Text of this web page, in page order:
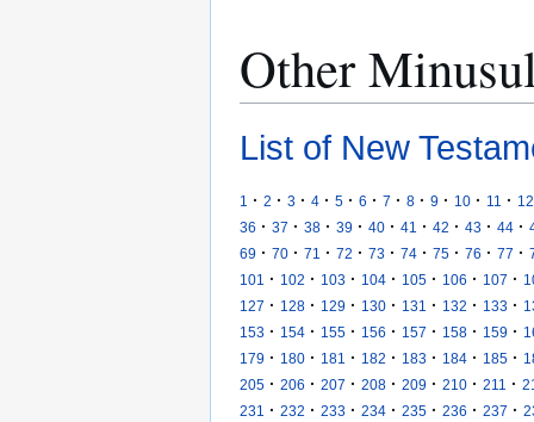
Other
List of New
1 · 2 · 3 · 4 · 5 · 6 · 7 · 8 · 9 · 10 · 11 · 12
36 · 37 · 38 · 39 · 40 · 41 · 42 · 43 · 44 ·
69 · 70 · 71 · 72 · 73 · 74 · 75 · 76 · 77 ·
101
· 102 · 103 · 104 · 105 · 106 · 107 ·
127 · 128 · 129 · 130 · 131 · 132 · 133 ·
153 · 154 · 155 · 156 · 157 · 158 · 159 ·
179 · 180 · 181 · 182 · 183 · 184 · 185 ·
205 · 206 · 207 · 208 · 209 · 210 · 211 ·
231
· 232 · 233 · 234 · 235 · 236 · 237 ·